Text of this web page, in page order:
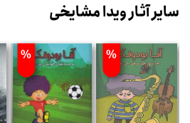
سایر آثار ویدا مشایخی
%
%